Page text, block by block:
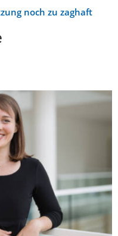
noch zu zaghaft